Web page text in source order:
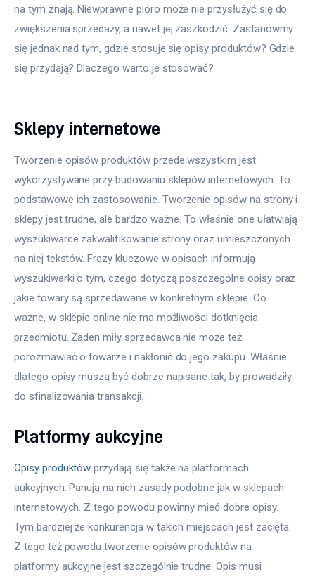
na tym znają. Niewprawne pióro może nie przysłużyć się do
zwiększenia sprzedaży, a nawet jej zaszkodzić. Zastanówmy
się jednak nad tym, gdzie stosuje się opisy produktów? Gdzie
się przydają? Dlaczego warto je stosować?
Sklepy internetowe
Tworzenie opisów produktów przede wszystkim jest
wykorzystywane przy budowaniu sklepów internetowych. To
podstawowe ich zastosowanie. Tworzenie opisów na strony i
sklepy jest trudne, ale bardzo ważne. To właśnie one ułatwiają
wyszukiwarce zakwalifikowanie strony oraz umieszczonych
na niej tekstów. Frazy kluczowe w opisach informują
wyszukiwarki o tym, czego dotyczą poszczególne opisy oraz
jakie towary są sprzedawane w konkretnym sklepie. Co
ważne, w sklepie online nie ma możliwości dotknięcia
przedmiotu. Żaden miły sprzedawca nie może też
porozmawiać o towarze i nakłonić do jego zakupu. Właśnie
dlatego opisy muszą być dobrze napisane tak, by prowadziły
do sfinalizowania transakcji.
Platformy aukcyjne
Opisy produktów przydają się także na platformach
aukcyjnych. Panują na nich zasady podobne jak w sklepach
internetowych. Z tego powodu powinny mieć dobre opisy.
Tym bardziej że konkurencja w takich miejscach jest zacięta.
Z tego też powodu tworzenie opisów produktów na
platformy aukcyjne jest szczególnie trudne. Opis musi